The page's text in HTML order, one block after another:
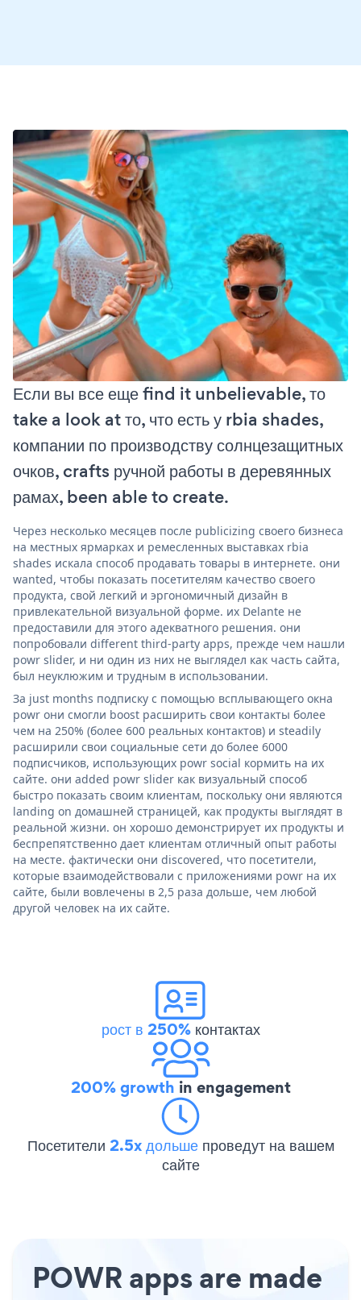
Если вы все еще find it unbelievable, то
take a look at то, что есть у rbia shades,
компании по производству солнцезащитных
очков, crafts ручной работы в деревянных
рамах, been able to create.
Через несколько месяцев после publicizing своего бизнеса
на местных ярмарках и ремесленных выставках rbia
shades искала способ продавать товары в интернете. они
wanted, чтобы показать посетителям качество своего
продукта, свой легкий и эргономичный дизайн в
привлекательной визуальной форме. их Delante не
предоставили для этого адекватного решения. они
попробовали different third-party apps, прежде чем нашли
powr slider, и ни один из них не выглядел как часть сайта,
был неуклюжим и трудным в использовании.
За just months подписку с помощью всплывающего окна
powr они смогли boost расширить свои контакты более
чем на 250% (более 600 реальных контактов) и steadily
расширили свои социальные сети до более 6000
подписчиков, использующих powr social кормить на их
сайте. они added powr slider как визуальный способ
быстро показать своим клиентам, поскольку они являются
landing on домашней страницей, как продукты выглядят в
реальной жизни. он хорошо демонстрирует их продукты и
беспрепятственно дает клиентам отличный опыт работы
на месте. фактически они discovered, что посетители,
которые взаимодействовали с приложениями powr на их
сайте, были вовлечены в 2,5 раза дольше, чем любой
другой человек на их сайте.
рост в 250%контактах
200% growth in engagement
Посетители 2.5x дольше проведут на вашем
сайте
POWR apps are made